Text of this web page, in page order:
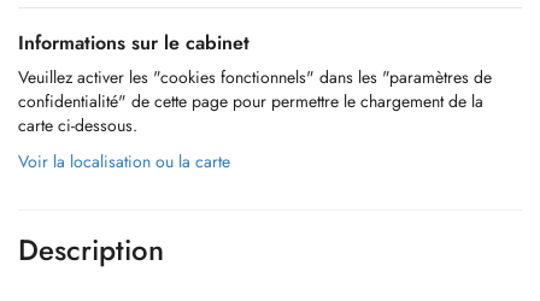
Informations sur le cabinet
Veuillez activer les "cookies fonctionnels" dans les "paramètres de
confidentialité" de cette page pour permettre le chargement de la
carte ci-dessous.
Voir la localisation ou la carte
Description